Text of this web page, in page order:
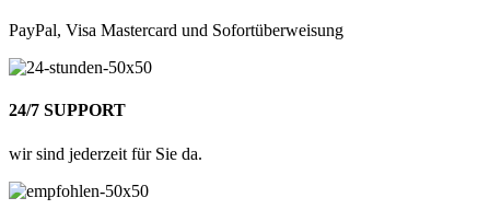
PayPal, Visa Mastercard und Sofortüberweisung
24/7 SUPPORT
wir sind jederzeit für Sie da.